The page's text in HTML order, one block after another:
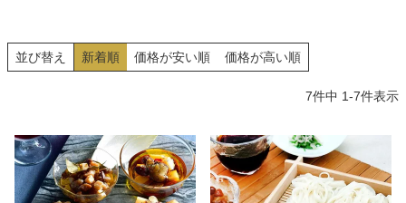
並び替え 新着順 価格が安い順 価格が高い順
7件中 1-7件表示